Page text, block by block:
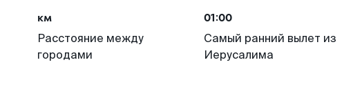
км
Расстояние между
городами
01:00
Самый ранний вылет из
Иерусалима